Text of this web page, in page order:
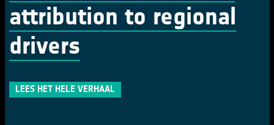
attribution to regional
drivers
LEES HET HELE VERHAAL